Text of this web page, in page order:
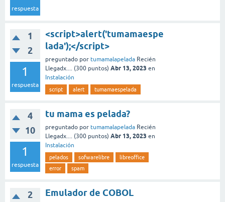
respuesta
1
2
1
respuesta
<script>alert('tumamaespe
lada');</script>
preguntado por tumamalapelada Recién
Llegadx.... (300 puntos) Abr 13, 2023 en
Instalación
script alert tumamaespelada
4
10
1
respuesta
tu mama es pelada?
preguntado por tumamalapelada Recién
Llegadx.... (300 puntos) Abr 13, 2023 en
Instalación
pelados sofwarelibre
libreoffice
error
spam
2
Emulador de COBOL